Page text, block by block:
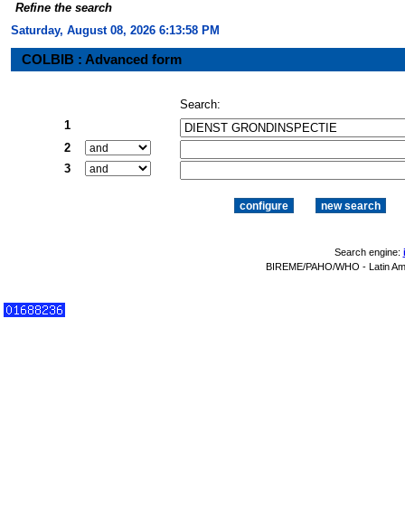
Refine the search
Saturday, August 08, 2026 6:13:58 PM
COLBIB : Advanced form
Search:
1
2
3
Search engine:
BIREME/PAHO/WHO - Latin